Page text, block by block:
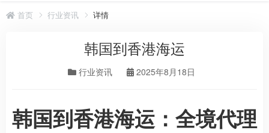
首页 行业资讯 详情
韩国到香港海运
行业资讯 2025年8月18日
韩国到香港海运：全境代理